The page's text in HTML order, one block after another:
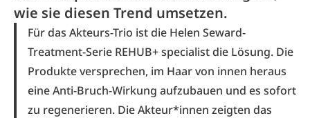
wie sie diesen Trend umsetzen.
Für das Akteurs-Trio ist die Helen Seward-
Treatment-Serie REHUB+ specialist die Lösung. Die
Produkte versprechen, im Haar von innen heraus
eine Anti-Bruch-Wirkung aufzubauen und es sofort
zu regenerieren. Die Akteur*innen zeigten das